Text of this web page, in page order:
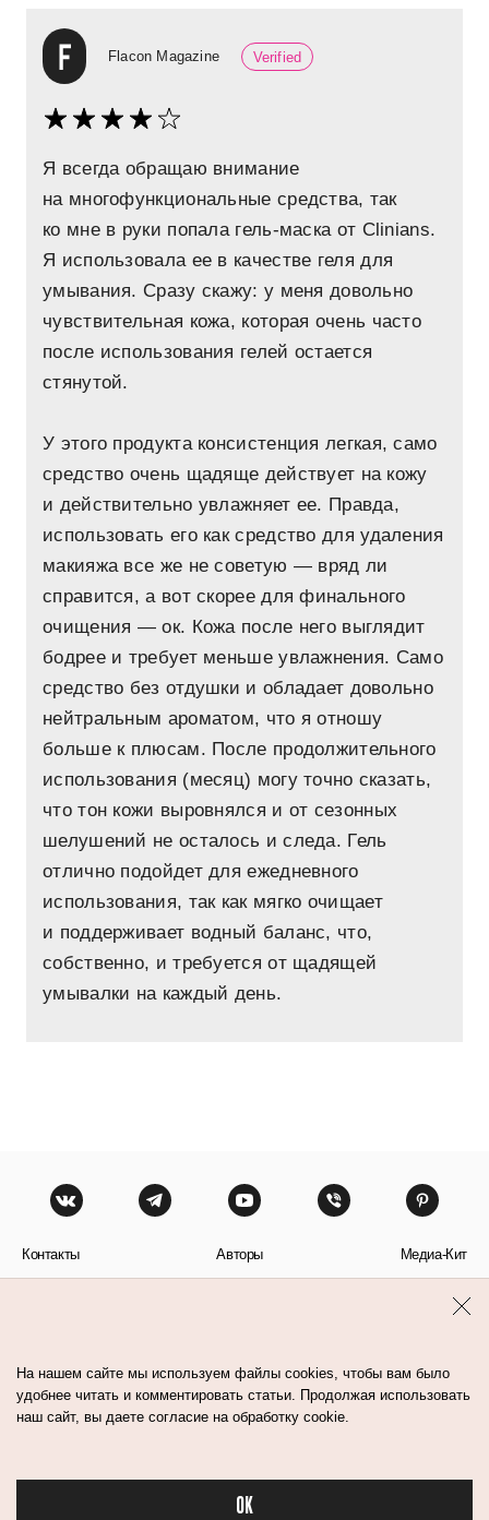
Flacon Magazine Verified
Я всегда обращаю внимание
на многофункциональные средства, так
ко мне в руки попала гель-маска от Clinians.
Я использовала ее в качестве геля для
умывания. Сразу скажу: у меня довольно
чувствительная кожа, которая очень часто
после использования гелей остается
стянутой.
У этого продукта консистенция легкая, само
средство очень щадяще действует на кожу
и действительно увлажняет ее. Правда,
использовать его как средство для удаления
макияжа все же не советую — вряд ли
справится, а вот скорее для финального
очищения — ок. Кожа после него выглядит
бодрее и требует меньше увлажнения. Само
средство без отдушки и обладает довольно
нейтральным ароматом, что я отношу
больше к плюсам. После продолжительного
использования (месяц) могу точно сказать,
что тон кожи выровнялся и от сезонных
шелушений не осталось и следа. Гель
отлично подойдет для ежедневного
использования, так как мягко очищает
и поддерживает водный баланс, что,
собственно, и требуется от щадящей
умывалки на каждый день.
Контакты Авторы Медиа-Кит
На нашем сайте мы используем файлы cookies, чтобы вам было
удобнее читать и комментировать статьи. Продолжая использовать
наш сайт, вы даете согласие на обработку cookie.
OK